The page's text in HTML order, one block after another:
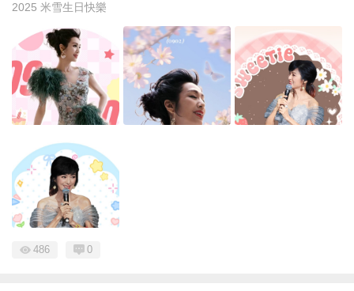
2025 米雪生日快樂
486 0